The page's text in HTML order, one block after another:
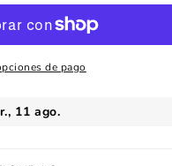
de pago